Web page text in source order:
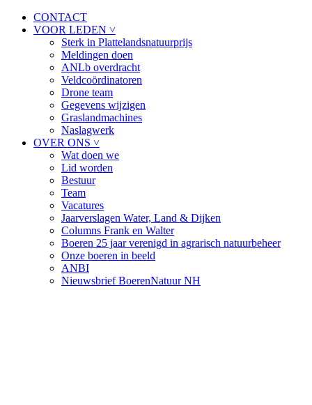
CONTACT
VOOR LEDEN ˅
Sterk in Plattelandsnatuurprijs
Meldingen doen
ANLb overdracht
Veldcoördinatoren
Drone team
Gegevens wijzigen
Graslandmachines
Naslagwerk
OVER ONS ˅
Wat doen we
Lid worden
Bestuur
Team
Vacatures
Jaarverslagen Water, Land & Dijken
Columns Frank en Walter
Boeren 25 jaar verenigd in agrarisch natuurbeheer
Onze boeren in beeld
ANBI
Nieuwsbrief BoerenNatuur NH